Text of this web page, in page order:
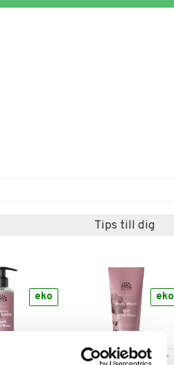
Tips till dig
eko
Finns i flera varianter
eko